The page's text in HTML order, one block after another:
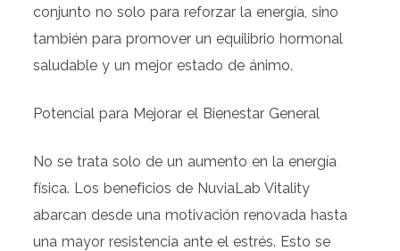
conjunto no solo para reforzar la energía, sino
también para promover un equilibrio hormonal
saludable y un mejor estado de ánimo.
Potencial para Mejorar el Bienestar General
No se trata solo de un aumento en la energía
física. Los beneficios de NuviaLab Vitality
abarcan desde una motivación renovada hasta
una mayor resistencia ante el estrés. Esto se